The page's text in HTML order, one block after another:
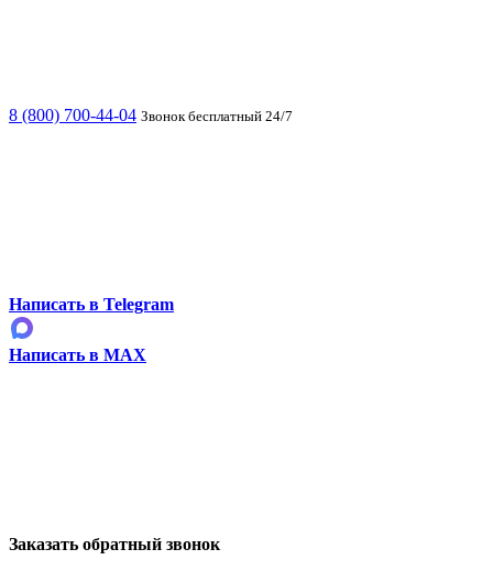
8 (800) 700-44-04 Звонок бесплатный 24/7
Написать в Telegram
Написать в MAX
Заказать обратный звонок